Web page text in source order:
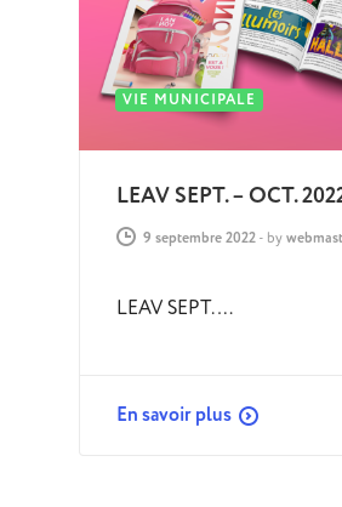
VIE MUNICIPALE
LEAV SEPT. – OCT.
9 septembre 2022- by
LEAV SEPT.…
En savoir plus